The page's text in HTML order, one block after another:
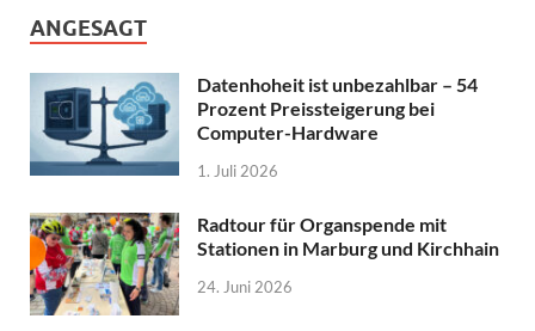
ANGESAGT
Datenhoheit ist unbezahlbar – 54
Prozent Preissteigerung bei
Computer-Hardware
1. Juli 2026
Radtour für Organspende mit
Stationen in Marburg und Kirchhain
24. Juni 2026